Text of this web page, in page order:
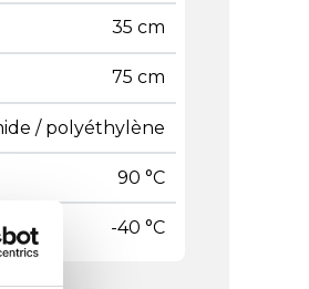
35 cm
75 cm
/ polyéthylène
90 °C
-40 °C